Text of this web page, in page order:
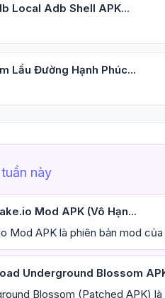
Local Adb Shell APK...
Lẩu Đường Hạnh Phúc...
này
Mod APK (Vô Hạn...
Mod APK là phiên bản mod
Underground Blossom
Blossom (Patched APK)